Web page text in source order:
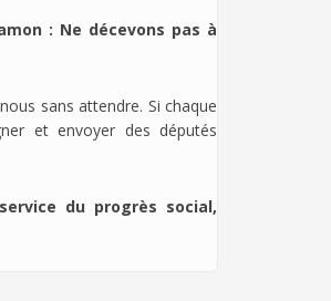
: Ne décevons pas à
sans attendre. Si chaque
et envoyer des députés
du progrès social,